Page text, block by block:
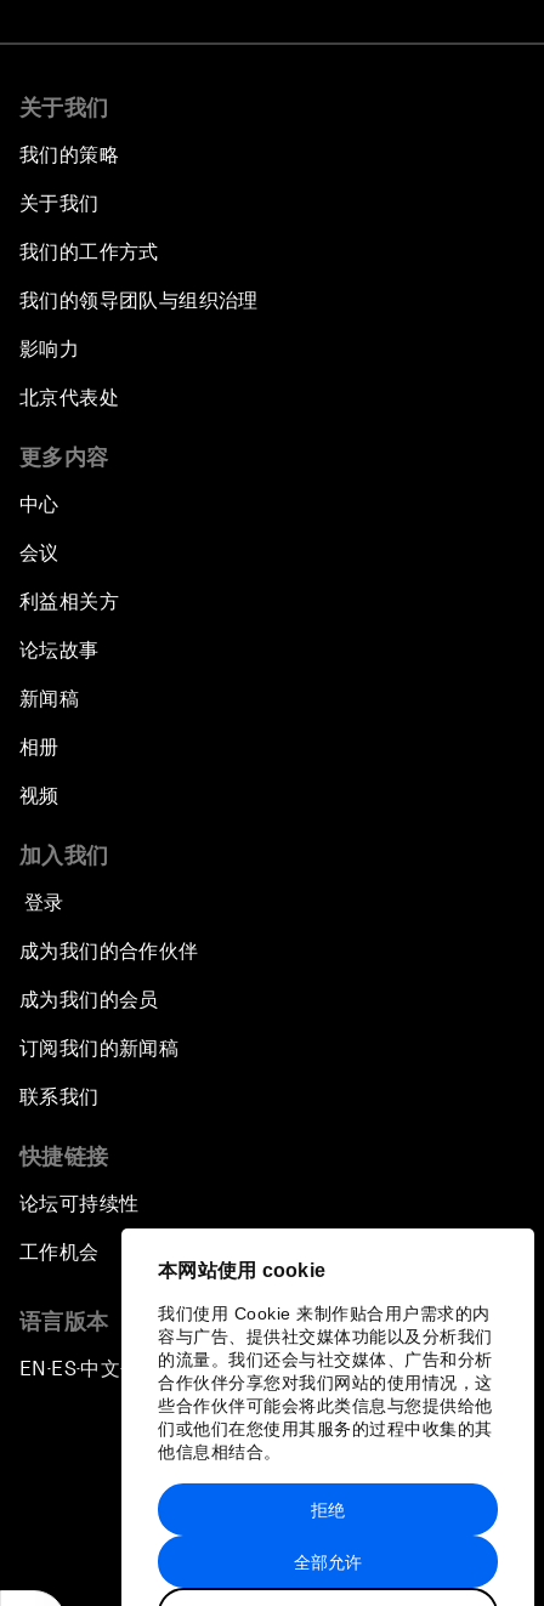
本网站使用 cookie
我们使用 Cookie 来制作贴合用户需求的内
容与广告、提供社交媒体功能以及分析我们
的流量。我们还会与社交媒体、广告和分析
合作伙伴分享您对我们网站的使用情况，这
些合作伙伴可能会将此类信息与您提供给他
们或他们在您使用其服务的过程中收集的其
他信息相结合。
全部允许
拒绝
关于我们
我们的策略
关于我们
我们的工作方式
我们的领导团队与组织治理
影响力
北京代表处
更多内容
中心
会议
利益相关方
论坛故事
新闻稿
相册
视频
加入我们
登录
成为我们的合作伙伴
成为我们的会员
订阅我们的新闻稿
联系我们
快捷链接
论坛可持续性
工作机会
语言版本
EN ▪ES▪中文▪ 日本語
站点地图